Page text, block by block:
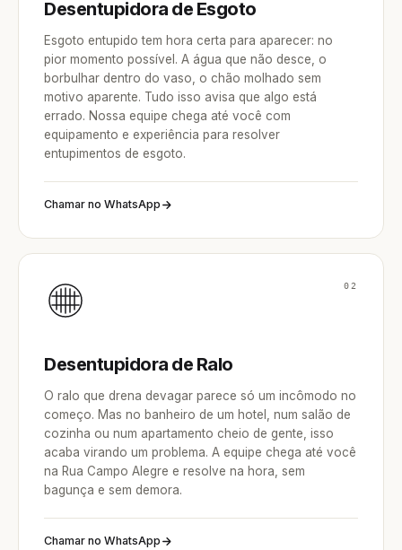
Desentupidora de Esgoto
Esgoto entupido tem hora certa para aparecer: no
pior momento possível. A água que não desce, o
borbulhar dentro do vaso, o chão molhado sem
motivo aparente. Tudo isso avisa que algo está
errado. Nossa equipe chega até você com
equipamento e experiência para resolver
entupimentos de esgoto.
Chamar no WhatsApp
02
Desentupidora de Ralo
O ralo que drena devagar parece só um incômodo no
começo. Mas no banheiro de um hotel, num salão de
cozinha ou num apartamento cheio de gente, isso
acaba virando um problema. A equipe chega até você
na Rua Campo Alegre e resolve na hora, sem
bagunça e sem demora.
Chamar no WhatsApp